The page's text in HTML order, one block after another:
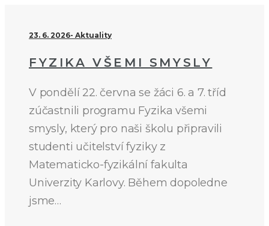
23. 6. 2026 Aktuality
FYZIKA VŠEMI SMYSLY
V pondělí 22. června se žáci 6. a 7. tříd
zúčastnili programu Fyzika všemi
smysly, který pro naši školu připravili
studenti učitelství fyziky z
Matematicko-fyzikální fakulta
Univerzity Karlovy. Během dopoledne
jsme…